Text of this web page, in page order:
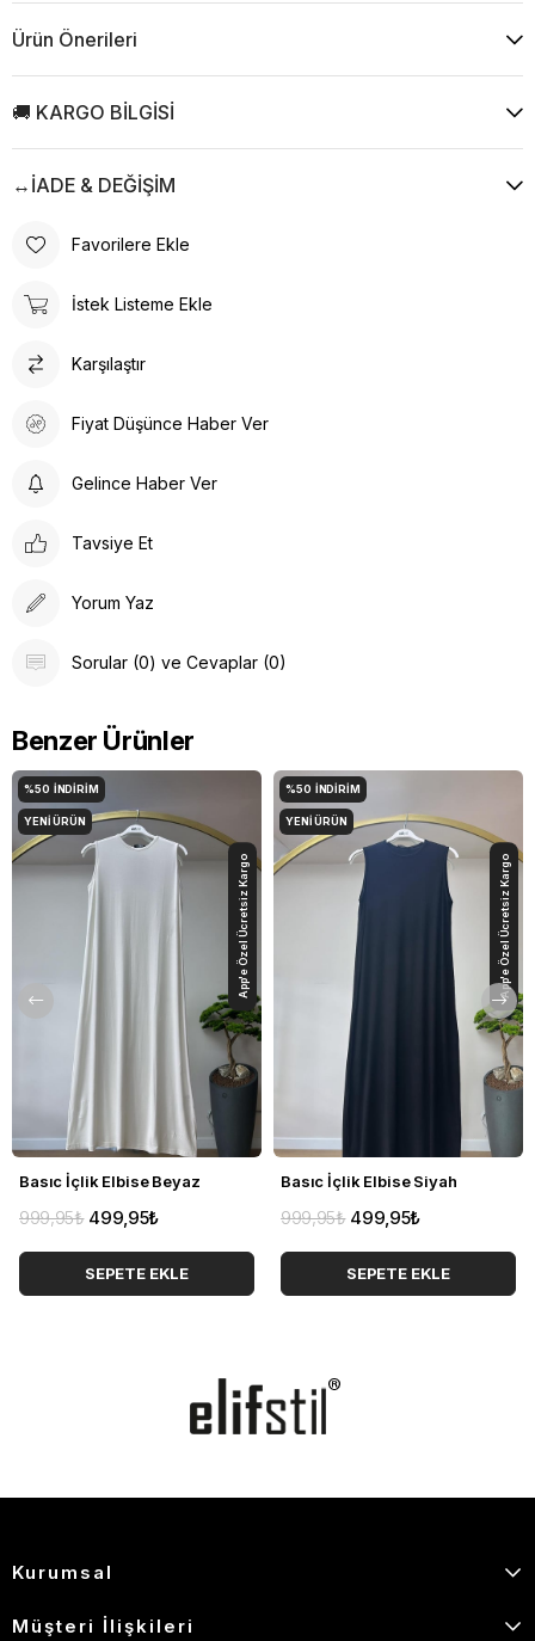
Ürün Önerileri
🚚 KARGO BİLGİSİ
↔️İADE & DEĞİŞİM
Favorilere Ekle
İstek Listeme Ekle
Karşılaştır
Fiyat Düşünce Haber Ver
Gelince Haber Ver
Tavsiye Et
Yorum Yaz
Sorular (0) ve Cevaplar (0)
Benzer Ürünler
Basıc İçlik Elbise Beyaz
499,95₺
999,95₺
SEPETE EKLE
%50 İNDIRIM
YENI ÜRÜN
App'e Özel Ücretsiz Kargo
Basıc İçlik Elbise Siyah
499,95₺
999,95₺
SEPETE EKLE
%50 İNDIRIM
YENI ÜRÜN
App'e Özel Ücretsiz Kargo
Kurumsal
Müşteri İlişkileri